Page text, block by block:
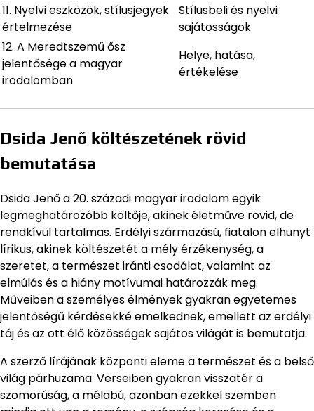
11. Nyelvi eszközök, stílusjegyek
értelmezése
Stílusbeli és nyelvi
sajátosságok
12. A Meredtszemű ősz
jelentősége a magyar
irodalomban
Helye, hatása,
értékelése
Dsida Jenő költészetének rövid
bemutatása
Dsida Jenő a 20. századi magyar irodalom egyik
legmeghatározóbb költője, akinek életműve rövid, de
rendkívül tartalmas. Erdélyi származású, fiatalon elhunyt
lírikus, akinek költészetét a mély érzékenység, a
szeretet, a természet iránti csodálat, valamint az
elmúlás és a hiány motívumai határozzák meg.
Műveiben a személyes élmények gyakran egyetemes
jelentőségű kérdésekké emelkednek, emellett az erdélyi
táj és az ott élő közösségek sajátos világát is bemutatja.
A szerző lírájának központi eleme a természet és a belső
világ párhuzama. Verseiben gyakran visszatér a
szomorúság, a mélabú, azonban ezekkel szemben